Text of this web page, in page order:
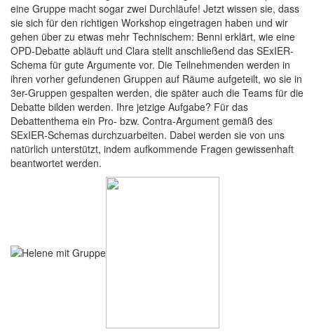
eine Gruppe macht sogar zwei Durchläufe! Jetzt wissen sie, dass
sie sich für den richtigen Workshop eingetragen haben und wir
gehen über zu etwas mehr Technischem: Benni erklärt, wie eine
OPD-Debatte abläuft und Clara stellt anschließend das SExIER-
Schema für gute Argumente vor. Die Teilnehmenden werden in
ihren vorher gefundenen Gruppen auf Räume aufgeteilt, wo sie in
3er-Gruppen gespalten werden, die später auch die Teams für die
Debatte bilden werden. Ihre jetzige Aufgabe? Für das
Debattenthema ein Pro- bzw. Contra-Argument gemäß des
SExIER-Schemas durchzuarbeiten. Dabei werden sie von uns
natürlich unterstützt, indem aufkommende Fragen gewissenhaft
beantwortet werden.